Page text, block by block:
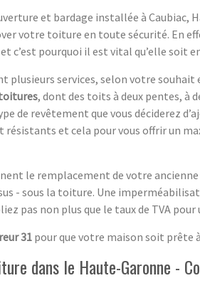
et bardage installée à Caubiac,
votre toiture en toute sécurité. En
c’est pourquoi il est vital qu’elle soit
plusieurs services, selon votre souhait
, dont des toits à deux pentes, à
de revêtement que vous déciderez
résistants et cela pour vous offrir un
le remplacement de votre
- sous la toiture. Une
pas non plus que le taux de TVA
31 pour que votre maison soit prête
dans le Haute-Garonne -